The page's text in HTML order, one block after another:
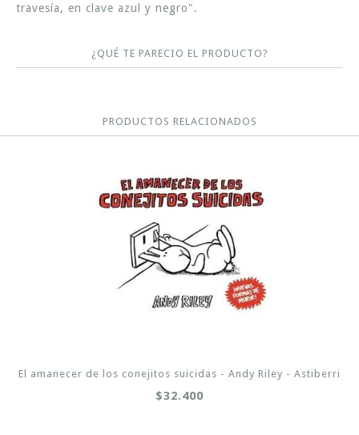
travesía, en clave azul y negro".
¿QUÉ TE PARECIO EL PRODUCTO?
PRODUCTOS RELACIONADOS
El amanecer de los conejitos suicidas - Andy Riley - Astiberri
$32.400